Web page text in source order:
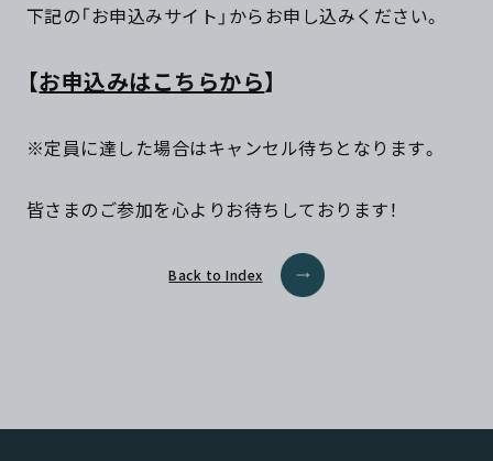
下記の「お申込みサイト」からお申し込みください。
【お申込みはこちらから】
※定員に達した場合はキャンセル待ちとなります。
皆さまのご参加を心よりお待ちしております！
Back to Index